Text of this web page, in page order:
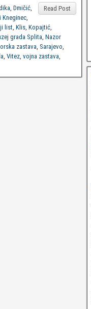
Read Post
, Dmičić,
Kneginec,
list, Klis, Kopajtić,
grada Splita, Nazor
zastava, Sarajevo,
, Vitez, vojna zastava,